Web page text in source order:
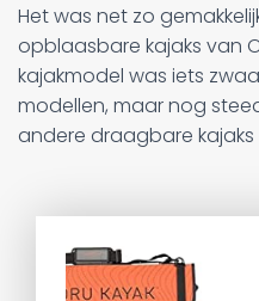
Het was net zo
opblaasbare kajaks van
kajakmodel was iets
modellen, maar nog
andere draagbare kajaks